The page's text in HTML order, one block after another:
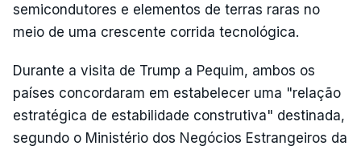
semicondutores e elementos de terras raras no
meio de uma crescente corrida tecnológica.
Durante a visita de Trump a Pequim, ambos os
países concordaram em estabelecer uma "relação
estratégica de estabilidade construtiva" destinada,
segundo o Ministério dos Negócios Estrangeiros da